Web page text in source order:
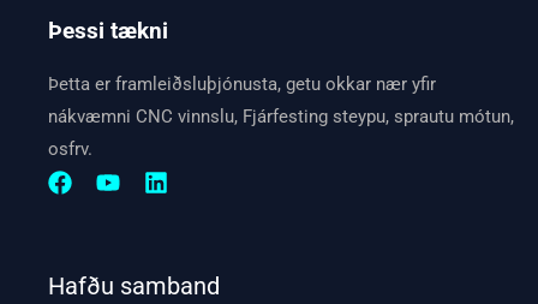
Þessi tækni
Þetta er framleiðsluþjónusta, getu okkar nær yfir
nákvæmni CNC vinnslu, Fjárfesting steypu, sprautu mótun,
osfrv.
Hafðu samband